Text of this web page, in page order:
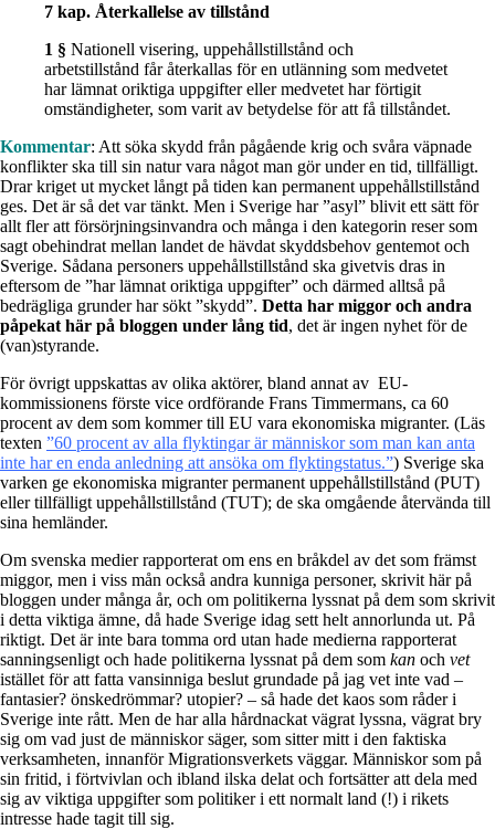
7 kap. Återkallelse av tillstånd
1 § Nationell visering, uppehållstillstånd och
arbetstillstånd får återkallas för en utlänning som medvetet
har lämnat oriktiga uppgifter eller medvetet har förtigit
omständigheter, som varit av betydelse för att få tillståndet.
Kommentar: Att söka skydd från pågående krig och svåra väpnade
konflikter ska till sin natur vara något man gör under en tid, tillfälligt.
Drar kriget ut mycket långt på tiden kan permanent uppehållstillstånd
ges. Det är så det var tänkt. Men i Sverige har ”asyl” blivit ett sätt för
allt fler att försörjningsinvandra och många i den kategorin reser som
sagt obehindrat mellan landet de hävdat skyddsbehov gentemot och
Sverige. Sådana personers uppehållstillstånd ska givetvis dras in
eftersom de ”har lämnat oriktiga uppgifter” och därmed alltså på
bedrägliga grunder har sökt ”skydd”. Detta har miggor och andra
påpekat här på bloggen under lång tid, det är ingen nyhet för de
(van)styrande.
För övrigt uppskattas av olika aktörer, bland annat av EU-
kommissionens förste vice ordförande Frans Timmermans, ca 60
procent av dem som kommer till EU vara ekonomiska migranter. (Läs
texten ”60 procent av alla flyktingar är människor som man kan anta
inte har en enda anledning att ansöka om flyktingstatus.”) Sverige ska
varken ge ekonomiska migranter permanent uppehållstillstånd (PUT)
eller tillfälligt uppehållstillstånd (TUT); de ska omgående återvända till
sina hemländer.
Om svenska medier rapporterat om ens en bråkdel av det som främst
miggor, men i viss mån också andra kunniga personer, skrivit här på
bloggen under många år, och om politikerna lyssnat på dem som skrivit
i detta viktiga ämne, då hade Sverige idag sett helt annorlunda ut. På
riktigt. Det är inte bara tomma ord utan hade medierna rapporterat
sanningsenligt och hade politikerna lyssnat på dem som kan och vet
istället för att fatta vansinniga beslut grundade på jag vet inte vad –
fantasier? önskedrömmar? utopier? – så hade det kaos som råder i
Sverige inte rått. Men de har alla hårdnackat vägrat lyssna, vägrat bry
sig om vad just de människor säger, som sitter mitt i den faktiska
verksamheten, innanför Migrationsverkets väggar. Människor som på
sin fritid, i förtvivlan och ibland ilska delat och fortsätter att dela med
sig av viktiga uppgifter som politiker i ett normalt land (!) i rikets
intresse hade tagit till sig.